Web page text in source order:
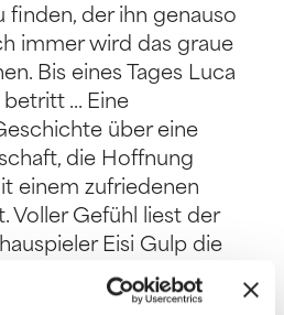
finden, der ihn genauso
immer wird das graue
Bis eines Tages Luca
... Eine
über eine
die Hoffnung
einem zufriedenen
Voller Gefühl liest der
Eisi Gulp die
grauen Hündchens
Jeder ist